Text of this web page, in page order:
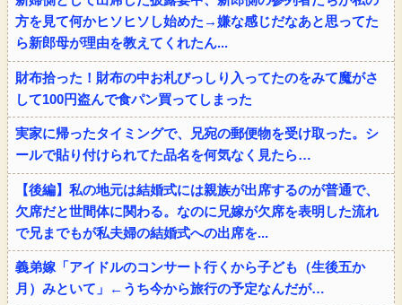
方を見て何かヒソヒソし始めた→嫌な感じだなあと思ってた
ら新郎母が理由を教えてくれたん...
財布拾った！財布の中お札びっしり入ってたのをみて魔がさ
して100円盗んで食パン買ってしまった
実家に帰ったタイミングで、兄宛の郵便物を受け取った。シ
ールで貼り付けられてた品名を何気なく見たら…
【後編】私の地元は結婚式には親族が出席するのが普通で、
欠席だと世間体に関わる。なのに兄嫁が欠席を表明した流れ
で兄までもが私夫婦の結婚式への出席を...
義弟嫁「アイドルのコンサート行くから子ども（生後五か
月）みといて」←うち今から旅行の予定なんだが…